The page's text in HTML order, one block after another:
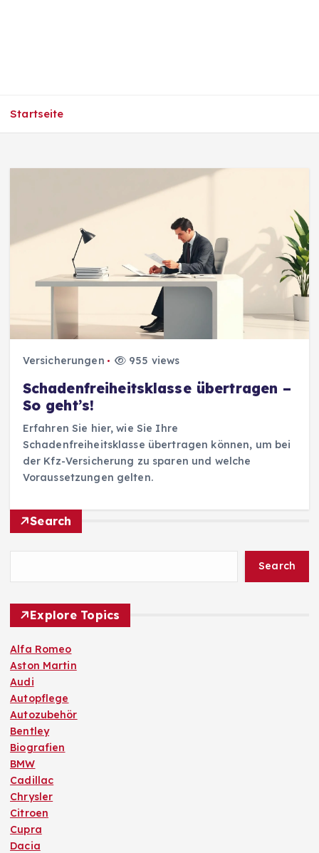
Startseite
Versicherungen 955 views
Schadenfreiheitsklasse übertragen –
So geht’s!
Erfahren Sie hier, wie Sie Ihre
Schadenfreiheitsklasse übertragen können, um bei
der Kfz-Versicherung zu sparen und welche
Voraussetzungen gelten.
Search
Search
Explore Topics
Alfa Romeo
Aston Martin
Audi
Autopflege
Autozubehör
Bentley
Biografien
BMW
Cadillac
Chrysler
Citroen
Cupra
Dacia